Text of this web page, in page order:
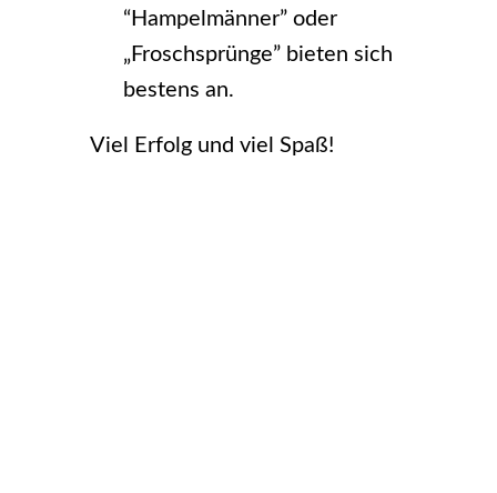
“Hampelmänner” oder
„Froschsprünge” bieten sich
bestens an.
Viel Erfolg und viel Spaß!